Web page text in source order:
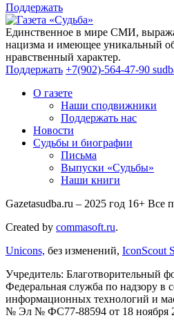
Поддержать
Единственное в мире СМИ,
нацизма и имеющее уникальный
нравственный характер.
Поддержать +7(902)-564-47-90
О газете
Наши сподвижники
Поддержать нас
Новости
Судьбы и биографии
Письма
Выпуски «Судьбы»
Наши книги
Gazetasudba.ru – 2025 год 16+ Все
Created by commasoft.ru.
Unicons, без изменений, IconScout
Учредитель: Благотворительный
Федеральная служба по надзору в
информационных технологий и
№ Эл № ФС77-88594 от 18 ноября